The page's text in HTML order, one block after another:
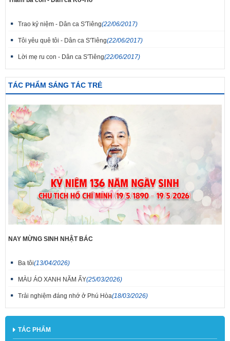
Trao kỷ niệm - Dân ca S'Tiêng(22/06/2017)
Tôi yêu quê tôi - Dân ca S'Tiêng(22/06/2017)
Lời mẹ ru con - Dân ca S'Tiêng(22/06/2017)
TÁC PHẨM SÁNG TÁC TRẺ
NAY MỪNG SINH NHẬT BÁC
Ba tôi(13/04/2026)
MÀU ÁO XANH NĂM ẤY(25/03/2026)
Trải nghiệm đáng nhớ ở Phú Hòa(18/03/2026)
TÁC PHẨM